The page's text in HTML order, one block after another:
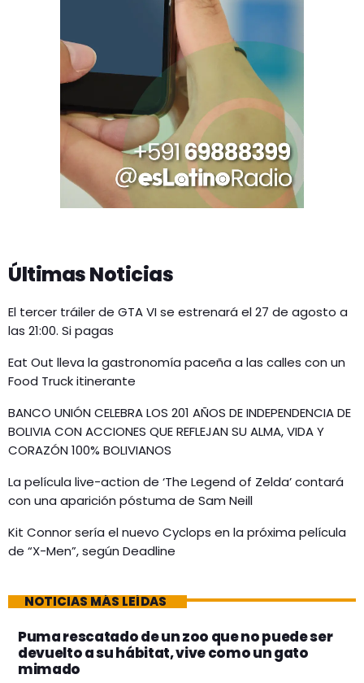
Últimas Noticias
El tercer tráiler de GTA VI se estrenará el 27 de agosto a
las 21:00. Si pagas
Eat Out lleva la gastronomía paceña a las calles con un
Food Truck itinerante
BANCO UNIÓN CELEBRA LOS 201 AÑOS DE INDEPENDENCIA DE
BOLIVIA CON ACCIONES QUE REFLEJAN SU ALMA, VIDA Y
CORAZÓN 100% BOLIVIANOS
La película live-action de ‘The Legend of Zelda’ contará
con una aparición póstuma de Sam Neill
Kit Connor sería el nuevo Cyclops en la próxima película
de “X-Men”, según Deadline
NOTICIAS MÁS LEÍDAS
Puma rescatado de un zoo que no puede ser
devuelto a su hábitat, vive como un gato
mimado